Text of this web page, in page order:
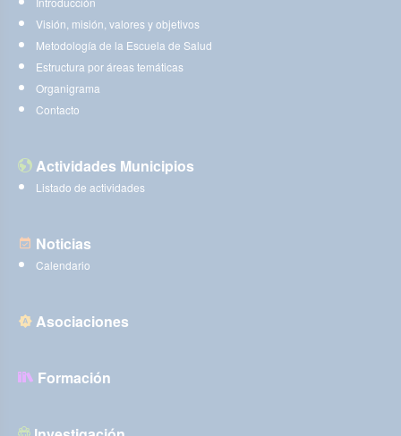
Visión, misión, valores y objetivos
Metodología de la Escuela de Salud
Estructura por áreas temáticas
Organigrama
Contacto
Actividades Municipios
Listado de actividades
Noticias
Calendario
Asociaciones
Formación